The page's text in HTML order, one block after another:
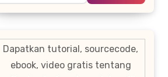
Dapatkan tutorial, sourcecode,
ebook, video gratis tentang